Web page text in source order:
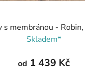
s membránou -
Skladem*
od 1 439 Kč